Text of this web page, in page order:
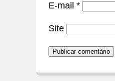
E-mail *
Site